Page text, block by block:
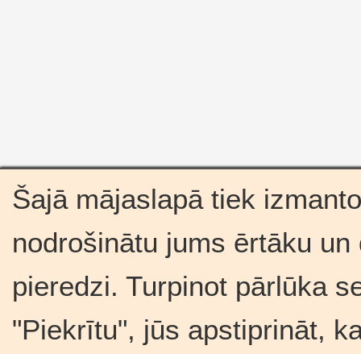
Šajā mājaslapā tiek
nodrošinātu jums ērtāku
pieredzi. Turpinot pārlūka
"Piekrītu", jūs apstiprināt,